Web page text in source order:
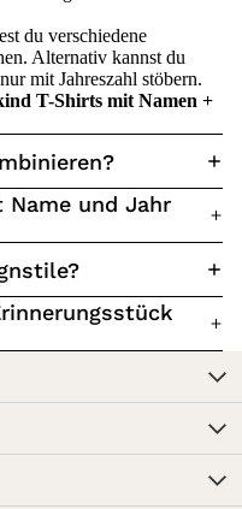
du verschiedene
Alternativ kannst du
mit Jahreszahl stöbern.
T-Shirts mit Namen +
und Jahr